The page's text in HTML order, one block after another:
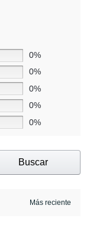
0%
0%
0%
0%
0%
Buscar